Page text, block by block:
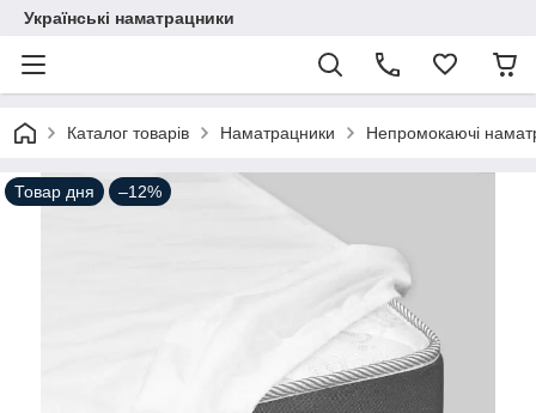
Українські наматрацники
Каталог товарів Наматрацники Непромокаючі
Товар дня –12%